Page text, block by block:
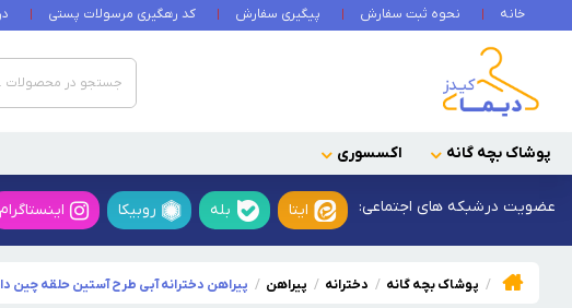
خانه نحوه ثبت سفارش پیگیری سفارش کد رهگیری مرسولات پستی
پوشاک بچه گانه اکسسوری
عضویت درشبکه های اجتماعی: ایتا بله روبیکا اینستاگرام
پوشاک بچه گانه دخترانه پیراهن پیراهن دخترانه آبی طرح آستین حلقه چین